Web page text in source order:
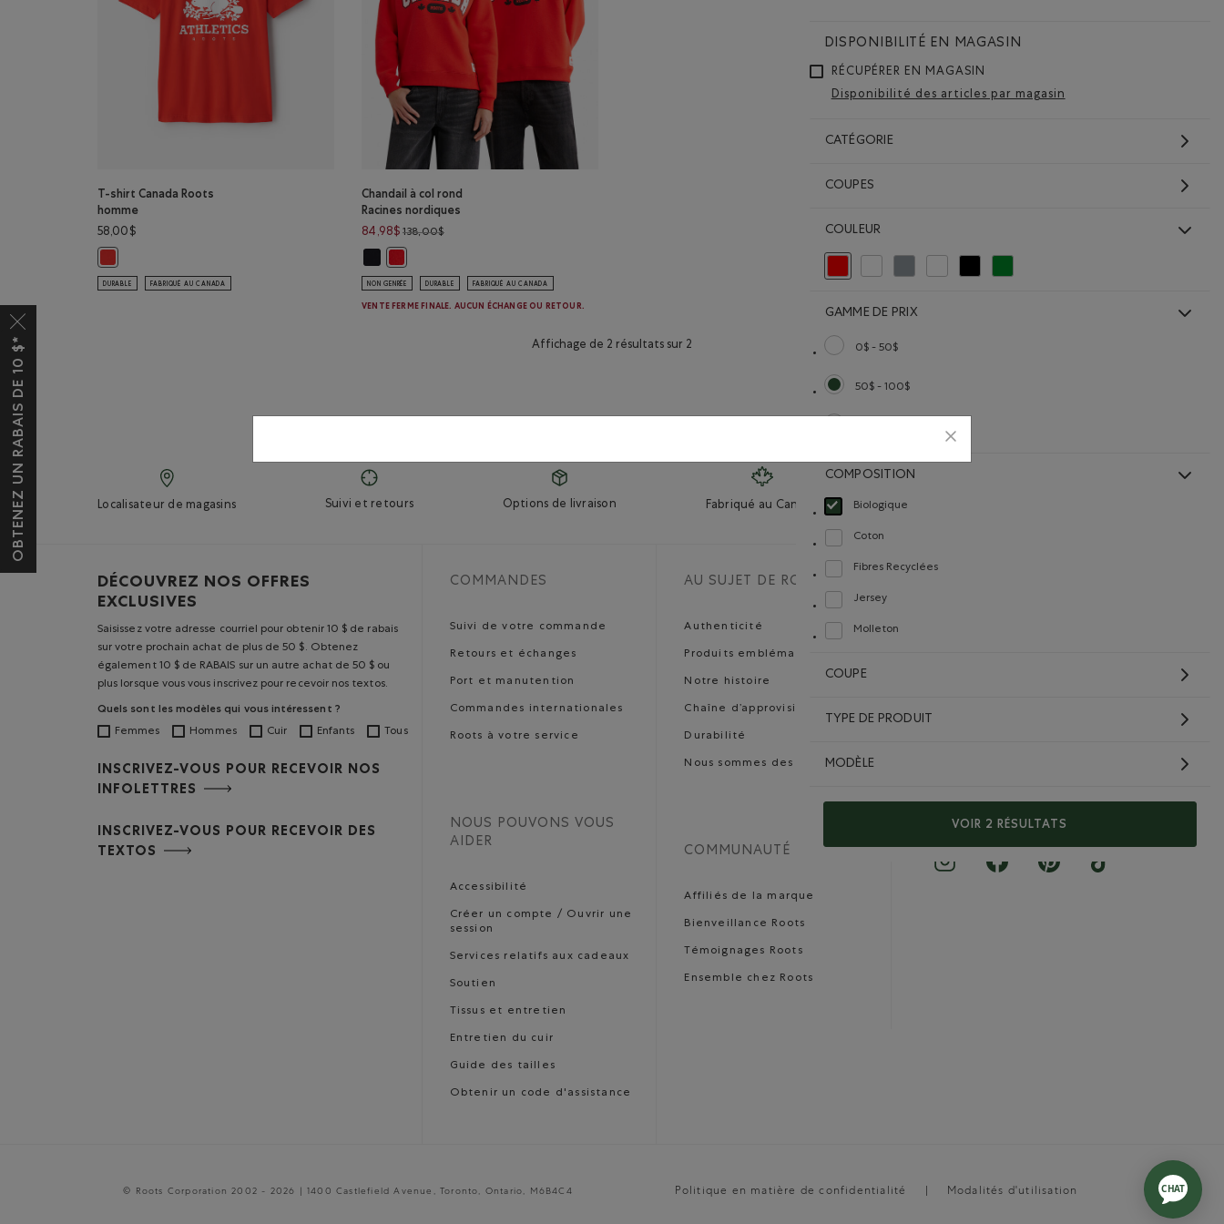
DISPONIBILITÉ EN MAGASIN
RÉCUPÉRER EN MAGASIN
Disponibilité des articles par magasin
CATÉGORIE
COUPES
COULEUR
Choisir Classé selon Couleur : Rouge et Rose
Classer selon Couleur : Aucune Couleur
Classer selon Couleur : Gris
Classer selon Couleur : Blanc et Naturel
Classer selon Couleur : Noir
Classer selon Couleur : Vert
GAMME DE PRIX
0$ - 50$
Classer selon Gamme de prix : 0$ - 50$
50$ - 100$
Choisir Classé selon Gamme de prix : 50$ - 100$
Classer selon Gamme de prix : 100$ - 200$
COMPOSITION
Biologique
Choisir Classé selon Composition :
Coton
Classer selon Composition : Coton(Cotton)
Fibres Recyclées
Classer selon Composition : FibresRecyclées(RecycledFibres)
Jersey
Classer selon Composition : Jersey(Jersey)
Molleton
Classer selon Composition : Molleton(Fleece)
COUPE
TYPE DE PRODUIT
MODÈLE
VOIR 2 RÉSULTATS
T-shirt Canada Roots
homme
58,00$
DURABLE FABRIQUÉ AU CANADA
Chandail à col rond
Racines nordiques
84,98$ 138,00$Prix réduit de 138,00$ à 84,98$
Chandail à col rond Racines nordiques: NOIR Couleur
NON GENRÉE DURABLE FABRIQUÉ AU CANADA
VENTE FERME FINALE. AUCUN ÉCHANGE OU RETOUR.
Affichage de 2 résultats sur 2
Localisateur de magasins Suivi et retours Options de livraison Fabriqué au Canada
DÉCOUVREZ NOS OFFRES
EXCLUSIVES
Saisissez votre adresse courriel pour obtenir 10 $ de rabais
sur votre prochain achat de plus de 50 $. Obtenez
également 10 $ de RABAIS sur un autre achat de 50 $ ou
plus lorsque vous vous inscrivez pour recevoir nos textos.
Quels sont les modèles qui vous intéressent ?
Femmes Hommes Cuir Enfants Tous
INSCRIVEZ-VOUS POUR RECEVOIR NOS
INFOLETTRES
INSCRIVEZ-VOUS POUR RECEVOIR DES
TEXTOS
COMMANDES
Suivi de votre commande
Retours et échanges
Port et manutention
Commandes internationales
Roots à votre service
NOUS POUVONS VOUS
AIDER
Accessibilité
Créer un compte / Ouvrir une
session
Services relatifs aux cadeaux
Soutien
Tissus et entretien
Entretien du cuir
Guide des tailles
Obtenir un code d'assistance
AU SUJET DE ROOTS
Authenticité
Produits emblématiques
Notre histoire
Chaîne d’approvisionnement
Durabilité
Nous sommes des artisans
COMMUNAUTÉ
Affiliés de la marque
Bienveillance Roots
Témoignages Roots
Ensemble chez Roots
Débouchés internationaux
© Roots Corporation 2002 - 2026 | 1400 Castlefield Avenue, Toronto, Ontario, M6B4C4 Politique en matière de confidentialité Modalités d'utilisation
OBTENEZ UN RABAIS DE 10 $*